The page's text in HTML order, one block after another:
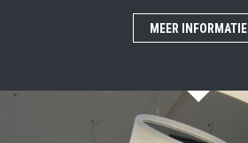
MEER INFORMATIE